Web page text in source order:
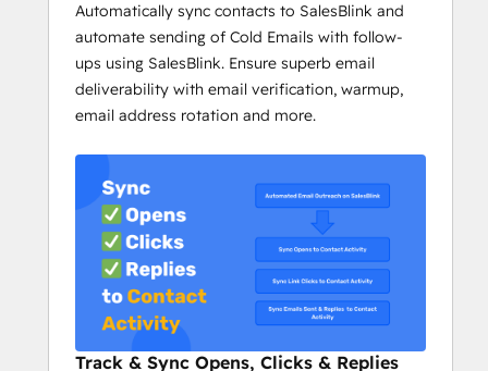
Automatically sync contacts to SalesBlink and
automate sending of Cold Emails with follow-
ups using SalesBlink. Ensure superb email
deliverability with email verification, warmup,
email address rotation and more.
Track & Sync Opens, Clicks & Replies